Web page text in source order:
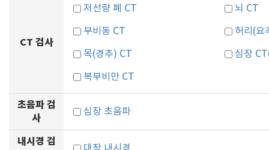
CT 검사
저선량 폐 CT 뇌 CT
부비동 CT 허리(요
목(경추) CT 심장
복부비만 CT
초음파 검
사
심장 초음파
내시경 검